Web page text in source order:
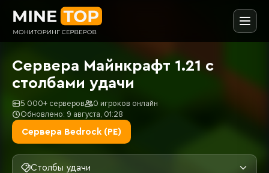
Сервера Майнкрафт 1.21 с
столбами удачи
5 000+ серверов
0 игроков онлайн
Обновлено: 9 августа, 01:28
Сервера Bedrock (PE)
Столбы удачи